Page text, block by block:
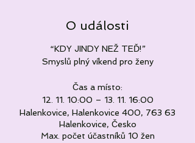
O události
“KDY JINDY NEŽ TEĎ!”
Smyslů plný víkend pro ženy
Čas a místo:
12. 11. 10:00 – 13. 11. 16:00
Halenkovice, Halenkovice 400, 763 63
Halenkovice, Česko
Max. počet účastníků 10 žen